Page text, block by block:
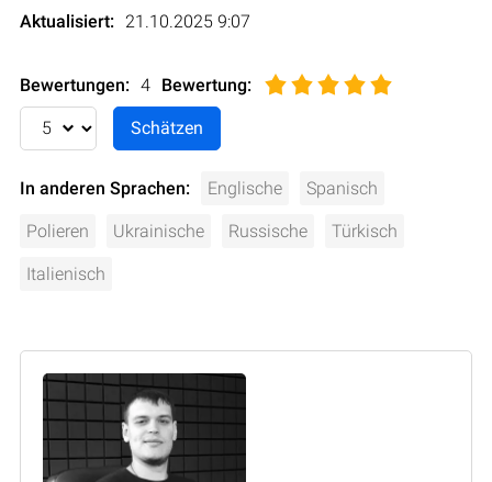
Aktualisiert: 21.10.2025 9:07
Bewertungen: 4 Bewertung:
In anderen Sprachen: Englische Spanisch
Polieren Ukrainische Russische Türkisch
Italienisch